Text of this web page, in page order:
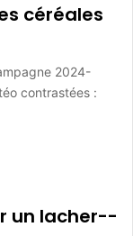
céréales
2024-
contrastées :
un lacher-­